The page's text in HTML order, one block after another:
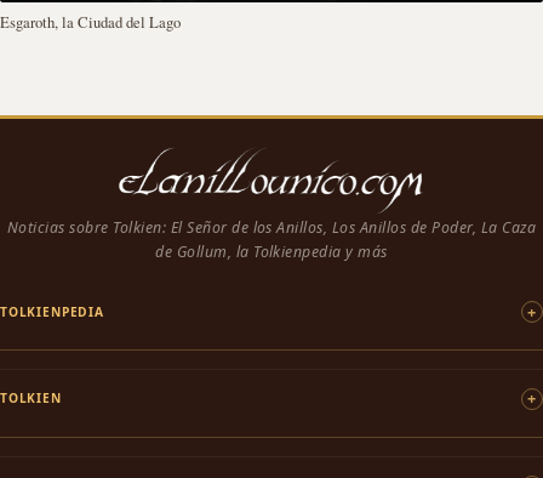
Esgaroth, la Ciudad del Lago
Noticias sobre Tolkien: El Señor de los Anillos, Los Anillos de Poder, La Caza
de Gollum, la Tolkienpedia y más
TOLKIENPEDIA
TOLKIEN